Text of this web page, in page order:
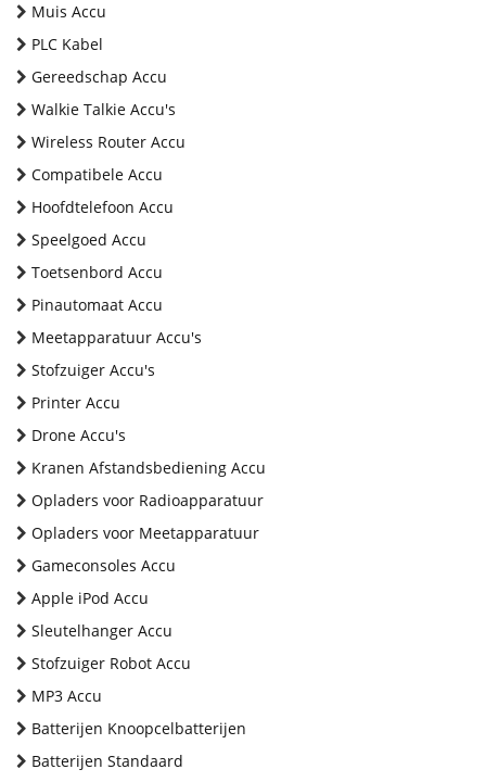
Muis Accu
PLC Kabel
Gereedschap Accu
Walkie Talkie Accu's
Wireless Router Accu
Compatibele Accu
Hoofdtelefoon Accu
Speelgoed Accu
Toetsenbord Accu
Pinautomaat Accu
Meetapparatuur Accu's
Stofzuiger Accu's
Printer Accu
Drone Accu's
Kranen Afstandsbediening Accu
Opladers voor Radioapparatuur
Opladers voor Meetapparatuur
Gameconsoles Accu
Apple iPod Accu
Sleutelhanger Accu
Stofzuiger Robot Accu
MP3 Accu
Batterijen Knoopcelbatterijen
Batterijen Standaard